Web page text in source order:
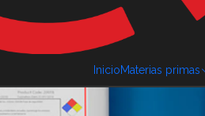
InicioMaterias primas